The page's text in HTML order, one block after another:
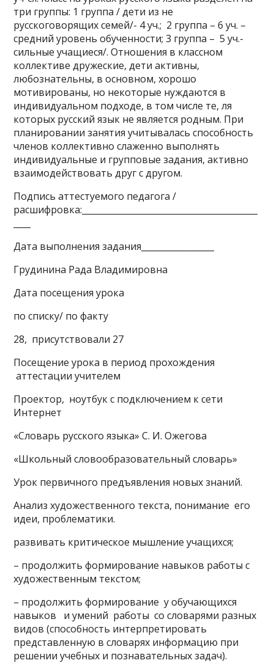
три группы: 1 группа / дети из не
русскоговорящих семей/- 4 уч.; 2 группа – 6 уч. –
средний уровень обученности; 3 группа – 5 уч.-
сильные учащиеся/. Отношения в классном
коллективе дружеские, дети активны,
любознательны, в основном, хорошо
мотивированы, но некоторые нуждаются в
индивидуальном подходе, в том числе те, ля
которых русский язык не является родным. При
планировании занятия учитывалась способность
членов коллективно слаженно выполнять
индивидуальные и групповые задания, активно
взаимодействовать друг с другом.
Подпись аттестуемого педагога /
расшифровка:_________________________________________
Дата выполнения задания_________________
Грудинина Рада Владимировна
Дата посещения урока
по списку/ по факту
28, присутствовали 27
Посещение урока в период прохождения
аттестации учителем
Проектор, ноутбук с подключением к сети
Интернет
«Словарь русского языка» С. И. Ожегова
«Школьный словообразовательный словарь»
Урок первичного предъявления новых знаний.
Анализ художественного текста, понимание его
идеи, проблематики.
развивать критическое мышление учащихся;
– продолжить формирование навыков работы с
художественным текстом;
– продолжить формирование у обучающихся
навыков и умений работы со словарями разных
видов (способность интерпретировать
представленную в словарях информацию при
решении учебных и познавательных задач).